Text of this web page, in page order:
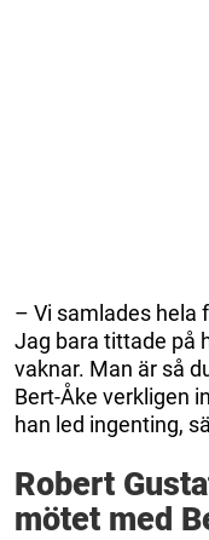
– Vi samlades hela
Jag bara tittade på
vaknar. Man är så
Bert-Åke verkligen
han led ingenting,
Robert
mötet med